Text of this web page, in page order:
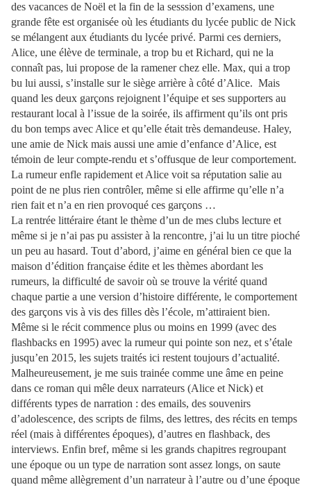
des vacances de Noël et la fin de la sesssion d’examens, une
grande fête est organisée où les étudiants du lycée public de Nick
se mélangent aux étudiants du lycée privé. Parmi ces derniers,
Alice, une élève de terminale, a trop bu et Richard, qui ne la
connaît pas, lui propose de la ramener chez elle. Max, qui a trop
bu lui aussi, s’installe sur le siège arrière à côté d’Alice. Mais
quand les deux garçons rejoignent l’équipe et ses supporters au
restaurant local à l’issue de la soirée, ils affirment qu’ils ont pris
du bon temps avec Alice et qu’elle était très demandeuse. Haley,
une amie de Nick mais aussi une amie d’enfance d’Alice, est
témoin de leur compte-rendu et s’offusque de leur comportement.
La rumeur enfle rapidement et Alice voit sa réputation salie au
point de ne plus rien contrôler, même si elle affirme qu’elle n’a
rien fait et n’a en rien provoqué ces garçons …
La rentrée littéraire étant le thème d’un de mes clubs lecture et
même si je n’ai pas pu assister à la rencontre, j’ai lu un titre pioché
un peu au hasard. Tout d’abord, j’aime en général bien ce que la
maison d’édition française édite et les thèmes abordant les
rumeurs, la difficulté de savoir où se trouve la vérité quand
chaque partie a une version d’histoire différente, le comportement
des garçons vis à vis des filles dès l’école, m’attiraient bien.
Même si le récit commence plus ou moins en 1999 (avec des
flashbacks en 1995) avec la rumeur qui pointe son nez, et s’étale
jusqu’en 2015, les sujets traités ici restent toujours d’actualité.
Malheureusement, je me suis trainée comme une âme en peine
dans ce roman qui mêle deux narrateurs (Alice et Nick) et
différents types de narration : des emails, des souvenirs
d’adolescence, des scripts de films, des lettres, des récits en temps
réel (mais à différentes époques), d’autres en flashback, des
interviews. Enfin bref, même si les grands chapitres regroupant
une époque ou un type de narration sont assez longs, on saute
quand même allègrement d’un narrateur à l’autre ou d’une époque